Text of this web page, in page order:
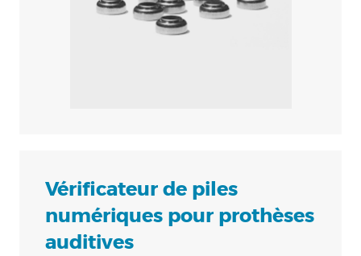
Vérificateur de piles
numériques pour prothèses
auditives